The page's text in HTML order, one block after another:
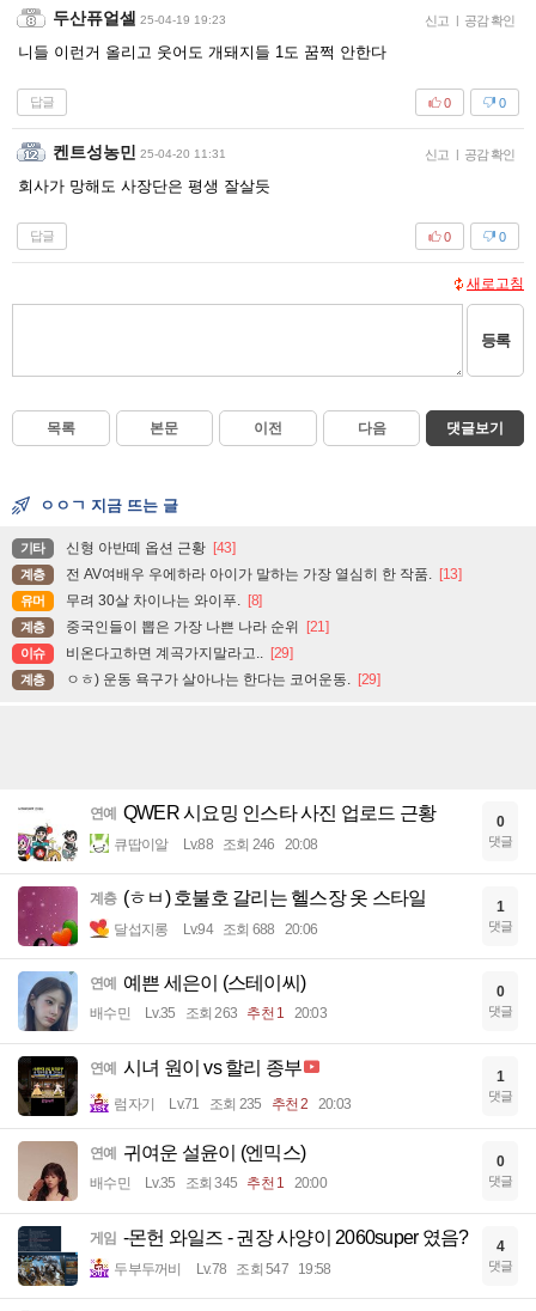
두산퓨얼셀 25-04-19 19:23 신고 공감 확인
니들 이런거 올리고 웃어도 개돼지들 1도 꿈쩍 안한다
답글 0
0
켄트성농민 25-04-20 11:31 신고 공감 확인
회사가 망해도 사장단은 평생 잘살듯
답글 0
0
새로고침
등록
목록 본문 이전 다음 댓글보기
ㅇㅇㄱ 지금 뜨는 글
기타 신형 아반떼 옵션 근황 [43]
계층 전 AV여배우 우에하라 아이가 말하는 가장 열심히 한 작품. [13]
유머 무려 30살 차이나는 와이푸. [8]
계층 중국인들이 뽑은 가장 나쁜 나라 순위 [21]
이슈 비온다고하면 계곡가지말라고.. [29]
계층 ㅇㅎ) 운동 욕구가 살아나는 한다는 코어운동. [29]
연예 QWER 시요밍 인스타 사진 업로드 근황
큐땁이알 Lv.88 조회 246 20:08
0
댓글
계층 (ㅎㅂ) 호불호 갈리는 헬스장 옷 스타일
달섭지롱 Lv.94 조회 688 20:06
1
댓글
연예 예쁜 세은이 (스테이씨)
배수민 Lv.35 조회 263 추천 1 20:03
0
댓글
연예 시녀 원이 vs 할리 종부
럼자기 Lv.71 조회 235 추천 2 20:03
1
댓글
연예 귀여운 설윤이 (엔믹스)
배수민 Lv.35 조회 345 추천 1 20:00
0
댓글
게임 -몬헌 와일즈 - 권장 사양이 2060super 였음?
두부두꺼비 Lv.78 조회 547 19:58
4
댓글